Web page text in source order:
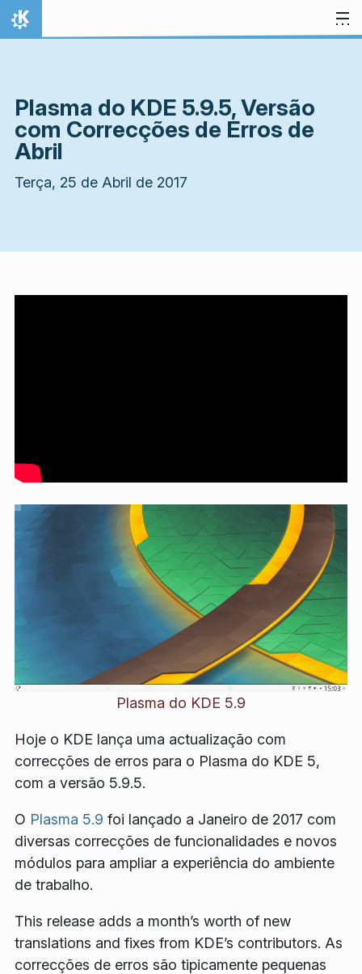
Ir para o conteúdo
Início
Plasma do KDE 5.9.5, Versão
com Correcções de Erros de
Abril
Terça, 25 de Abril de 2017
Plasma do KDE 5.9
Hoje o KDE lança uma actualização com
correcções de erros para o Plasma do KDE 5,
com a versão 5.9.5.
O Plasma 5.9 foi lançado a Janeiro de 2017 com
diversas correcções de funcionalidades e novos
módulos para ampliar a experiência do ambiente
de trabalho.
This release adds a month’s worth of new
translations and fixes from KDE’s contributors. As
correcções de erros são tipicamente pequenas